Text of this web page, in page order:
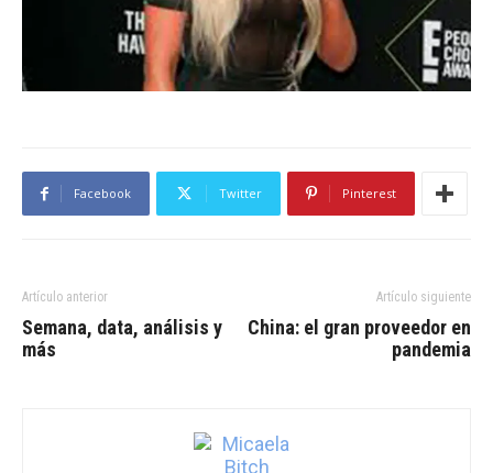
Facebook Twitter Pinterest
Artículo anterior
Semana, data, análisis y
más
Artículo siguiente
China: el gran proveedor en
pandemia